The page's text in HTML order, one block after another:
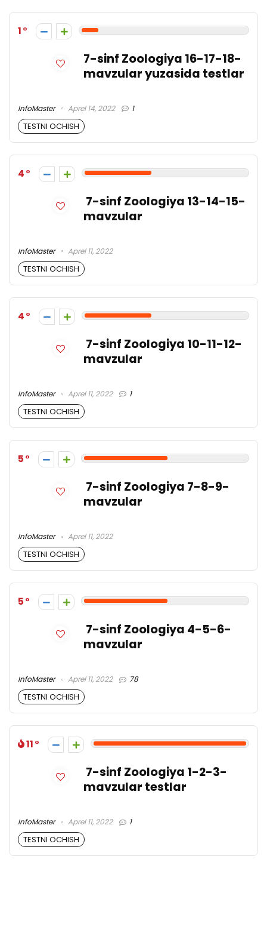
1
7-sinf Zoologiya 16-17-18-
mavzular yuzasida testlar
InfoMaster Aprel 14, 2022 1
TESTNI OCHISH
4
7-sinf Zoologiya 13-14-15-
mavzular
InfoMaster Aprel 11, 2022
TESTNI OCHISH
4
7-sinf Zoologiya 10-11-12-
mavzular
InfoMaster Aprel 11, 2022 1
TESTNI OCHISH
5
7-sinf Zoologiya 7-8-9-
mavzular
InfoMaster Aprel 11, 2022
TESTNI OCHISH
5
7-sinf Zoologiya 4-5-6-
mavzular
InfoMaster Aprel 11, 2022 78
TESTNI OCHISH
11
7-sinf Zoologiya 1-2-3-
mavzular testlar
InfoMaster Aprel 11, 2022 1
TESTNI OCHISH